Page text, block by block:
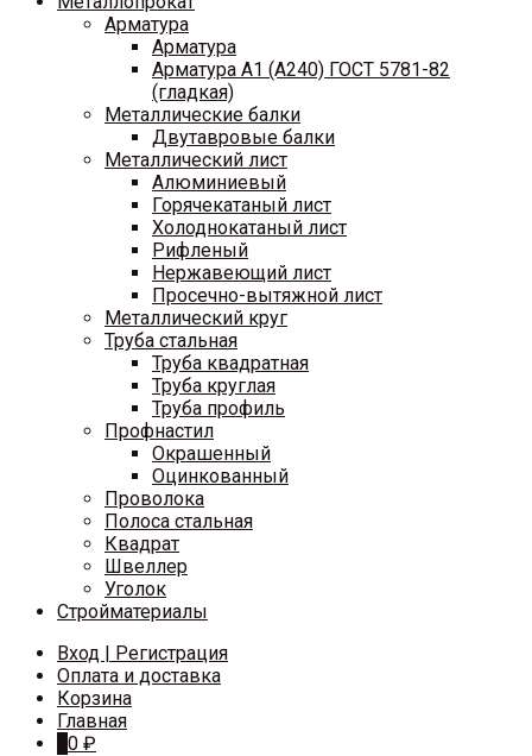
Арматура
Арматура
Арматура A1 (A240) ГОСТ 5781-82
(гладкая)
Металлические балки
Двутавровые балки
Металлический лист
Алюминиевый
Горячекатаный лист
Холоднокатаный лист
Рифленый
Нержавеющий лист
Просечно-вытяжной лист
Металлический круг
Труба стальная
Труба квадратная
Труба круглая
Труба профиль
Профнастил
Окрашенный
Оцинкованный
Проволока
Полоса стальная
Квадрат
Швеллер
Уголок
Стройматериалы
Вход | Регистрация
Оплата и доставка
Корзина
Главная
0 ₽